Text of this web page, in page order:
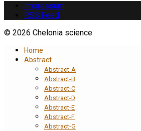
Impressum
RSS Feed
© 2026 Chelonia science
Home
Abstract
Abstract-A
Abstract-B
Abstract-C
Abstract-D
Abstract-E
Abstract-F
Abstract-G